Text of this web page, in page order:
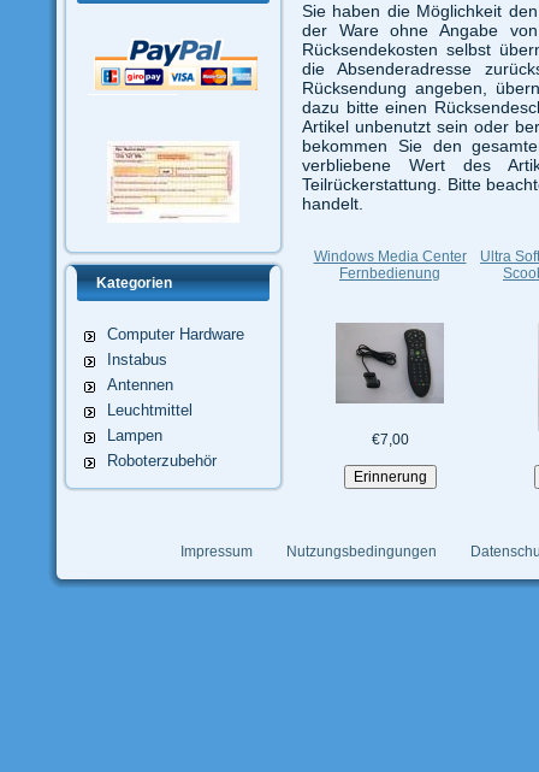
Kategorien
Computer Hardware
Instabus
Antennen
Leuchtmittel
Lampen
Roboterzubehör
Sie haben die Möglichkeit
der Ware ohne Angabe
Rücksendekosten selbst
die Absenderadresse
Rücksendung angeben,
dazu bitte einen
Artikel unbenutzt sein oder
bekommen Sie den
verbliebene Wert des
Teilrückerstattung. Bitte
handelt.
Windows Media Center
Fernbedienung
€7,00
Ultra
Impressum Nutzungsbedingungen